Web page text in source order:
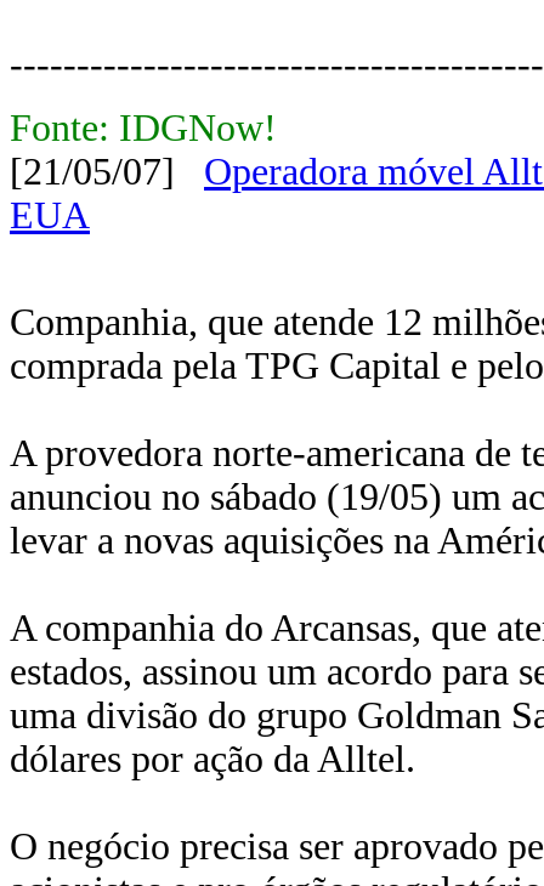
Fonte: IDGNow!
[21/05/07] Operadora móvel
EUA
Companhia, que atende 12
comprada pela TPG Capital e
A provedora norte-americana de
anunciou no sábado (19/05) um
levar a novas aquisições na
A companhia do Arcansas, que
estados, assinou um acordo para
uma divisão do grupo Goldman
dólares por ação da Alltel.
O negócio precisa ser aprovado